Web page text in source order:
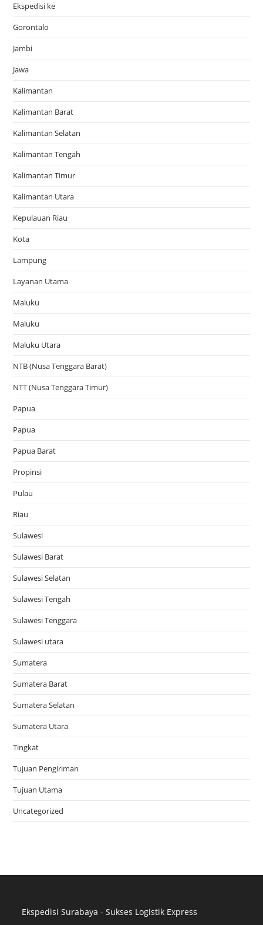
Ekspedisi ke
Gorontalo
Jambi
Jawa
Kalimantan
Kalimantan Barat
Kalimantan Selatan
Kalimantan Tengah
Kalimantan Timur
Kalimantan Utara
Kepulauan Riau
Kota
Lampung
Layanan Utama
Maluku
Maluku
Maluku Utara
NTB (Nusa Tenggara Barat)
NTT (Nusa Tenggara Timur)
Papua
Papua
Papua Barat
Propinsi
Pulau
Riau
Sulawesi
Sulawesi Barat
Sulawesi Selatan
Sulawesi Tengah
Sulawesi Tenggara
Sulawesi utara
Sumatera
Sumatera Barat
Sumatera Selatan
Sumatera Utara
Tingkat
Tujuan Pengiriman
Tujuan Utama
Uncategorized
Ekspedisi Surabaya - Sukses Logistik Express